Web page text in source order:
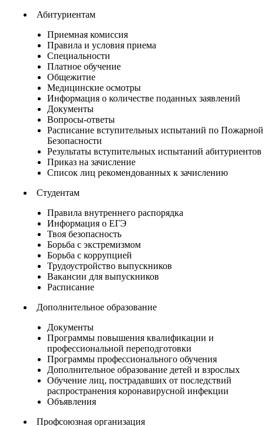
Абитуриентам
Приемная комиссия
Правила и условия приема
Специальности
Платное обучение
Общежитие
Медицинские осмотры
Информация о количестве поданных заявлений
Документы
Вопросы-ответы
Расписание вступительных испытаний по Пожарной
Безопасности
Результаты вступительных испытаний абитуриентов
Приказ на зачисление
Список лиц рекомендованных к зачислению
Студентам
Правила внутреннего распорядка
Информация о ЕГЭ
Твоя безопасность
Борьба с экстремизмом
Борьба с коррупцией
Трудоустройство выпускников
Вакансии для выпускников
Расписание
Дополнительное образование
Документы
Программы повышения квалификации и
профессиональной переподготовки
Программы профессионального обучения
Дополнительное образование детей и взрослых
Обучение лиц, пострадавших от последствий
распространения коронавирусной инфекции
Объявления
Профсоюзная организация